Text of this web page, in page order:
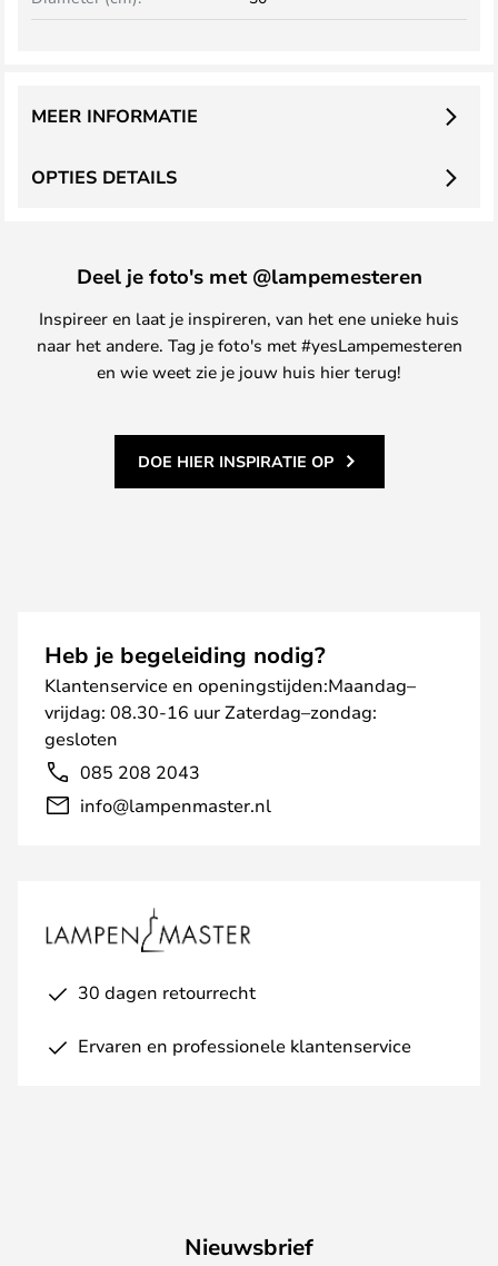
OPTIES DETAILS
MEER INFORMATIE
Deel je foto's met @lampemesteren
Inspireer en laat je inspireren, van het ene unieke huis
naar het andere. Tag je foto's met #yesLampemesteren
en wie weet zie je jouw huis hier terug!
DOE HIER INSPIRATIE OP
Heb je begeleiding nodig?
Klantenservice en openingstijden:Maandag–
vrijdag: 08.30-16 uur Zaterdag–zondag:
gesloten
085 208 2043
info@lampenmaster.nl
30 dagen retourrecht
Ervaren en professionele klantenservice
Nieuwsbrief